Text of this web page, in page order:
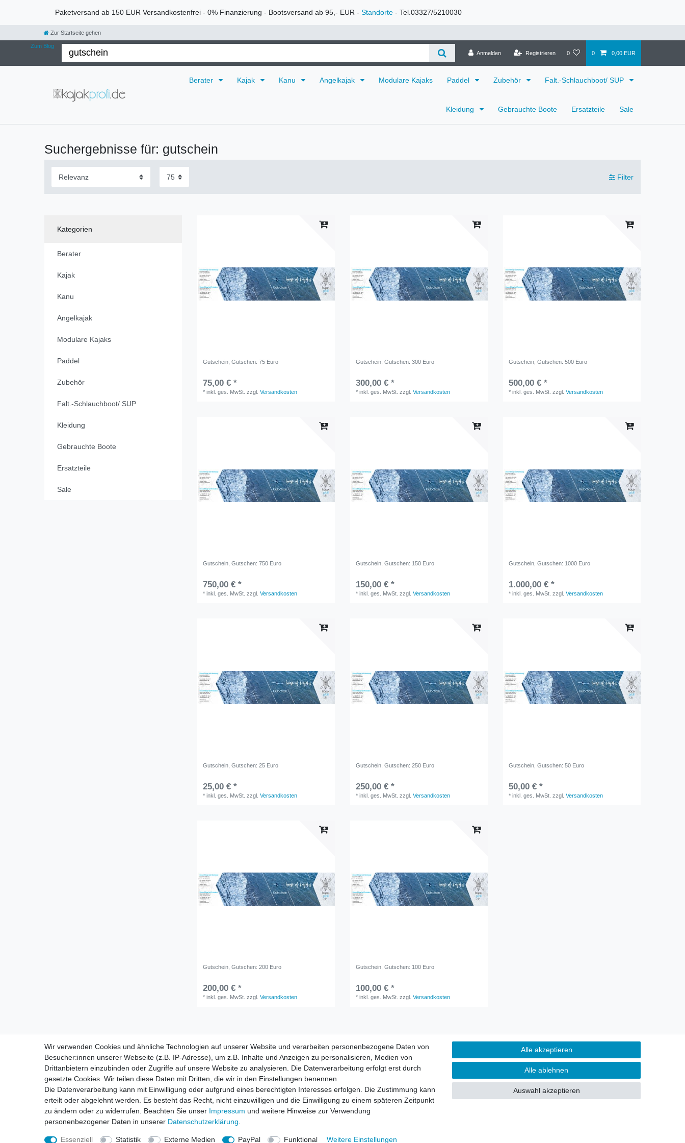
Paketversand ab 150 EUR Versandkostenfrei - 0% Finanzierung - Bootsversand ab 95,- EUR - Standorte - Tel.03327/5210030
Zur Startseite gehen
Zum Blog
Anmelden
Registrieren 0 0 0,00 EUR
Berater Kajak Kanu Angelkajak Modulare Kajaks Paddel Zubehör Falt.-Schlauchboot/ SUP
Kleidung Gebrauchte Boote Ersatzteile Sale
Suchergebnisse für: gutschein
Filter
Kategorien
Berater
Kajak
Kanu
Angelkajak
Modulare Kajaks
Paddel
Zubehör
Falt.-Schlauchboot/ SUP
Kleidung
Gebrauchte Boote
Ersatzteile
Sale
Gutschein , Gutschen: 75 Euro
75,00 € *
*inkl. ges. MwSt. zzgl.Versandkosten
Gutschein , Gutschen: 300 Euro
300,00 € *
*inkl. ges. MwSt. zzgl.Versandkosten
Gutschein , Gutschen: 500 Euro
500,00 € *
*inkl. ges. MwSt. zzgl.Versandkosten
Gutschein , Gutschen: 750 Euro
750,00 € *
*inkl. ges. MwSt. zzgl.Versandkosten
Gutschein , Gutschen: 150 Euro
150,00 € *
*inkl. ges. MwSt. zzgl.Versandkosten
Gutschein , Gutschen: 1000 Euro
1.000,00 € *
*inkl. ges. MwSt. zzgl.Versandkosten
Gutschein , Gutschen: 25 Euro
25,00 € *
*inkl. ges. MwSt. zzgl.Versandkosten
Gutschein , Gutschen: 250 Euro
250,00 € *
*inkl. ges. MwSt. zzgl.Versandkosten
Gutschein , Gutschen: 50 Euro
50,00 € *
*inkl. ges. MwSt. zzgl.Versandkosten
Gutschein , Gutschen: 200 Euro
200,00 € *
*inkl. ges. MwSt. zzgl.Versandkosten
Gutschein , Gutschen: 100 Euro
100,00 € *
*inkl. ges. MwSt. zzgl.Versandkosten
Impressum Daten­schutz­erklärung AGB Widerrufs­recht Vertrag widerrufen
Versandinformationen
Wir verwenden Cookies und ähnliche Technologien auf unserer Website und verarbeiten personenbezogene Daten von
Besucher:innen unserer Webseite (z.B. IP-Adresse), um z.B. Inhalte und Anzeigen zu personalisieren, Medien von
Drittanbietern einzubinden oder Zugriffe auf unsere Website zu analysieren. Die Datenverarbeitung erfolgt erst durch
gesetzte Cookies. Wir teilen diese Daten mit Dritten, die wir in den Einstellungen benennen.
Die Datenverarbeitung kann mit Einwilligung oder aufgrund eines berechtigten Interesses erfolgen. Die Zustimmung kann
erteilt oder abgelehnt werden. Es besteht das Recht, nicht einzuwilligen und die Einwilligung zu einem späteren Zeitpunkt
zu ändern oder zu widerrufen. Beachten Sie unser Impressum und weitere Hinweise zur Verwendung
personenbezogener Daten in unserer Daten­schutz­erklärung
Essenziell Statistik Externe Medien PayPal Funktional Weitere Einstellungen
Alle akzeptieren
Alle ablehnen
Auswahl akzeptieren